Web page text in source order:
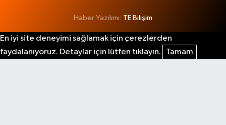
Haber Yazılımı: TE Bilişim
En iyi site deneyimi sağlamak için çerezlerden
faydalanıyoruz. Detaylar için lütfen tıklayın.
Tamam